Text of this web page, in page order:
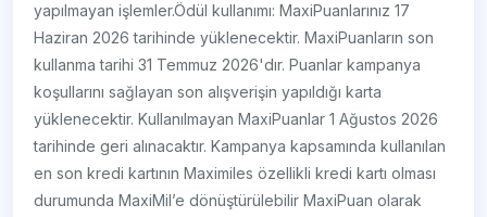
yapılmayan işlemler.Ödül kullanımı: MaxiPuanlarınız 17
Haziran 2026 tarihinde yüklenecektir. MaxiPuanların son
kullanma tarihi 31 Temmuz 2026'dır. Puanlar kampanya
koşullarını sağlayan son alışverişin yapıldığı karta
yüklenecektir. Kullanılmayan MaxiPuanlar 1 Ağustos 2026
tarihinde geri alınacaktır. Kampanya kapsamında kullanılan
en son kredi kartının Maximiles özellikli kredi kartı olması
durumunda MaxiMil’e dönüştürülebilir MaxiPuan olarak